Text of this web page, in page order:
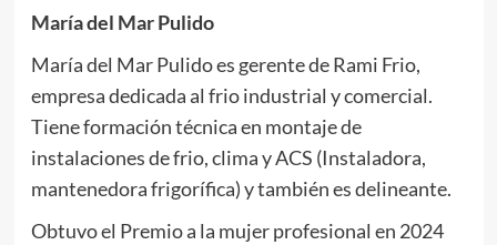
María del Mar Pulido
María del Mar Pulido es gerente de Rami Frio,
empresa dedicada al frio industrial y comercial.
Tiene formación técnica en montaje de
instalaciones de frio, clima y ACS (Instaladora,
mantenedora frigorífica) y también es delineante.
Obtuvo el Premio a la mujer profesional en 2024